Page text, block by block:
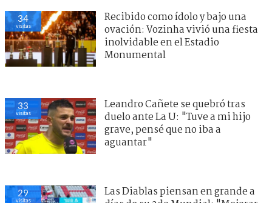
34
visitas
Recibido como ídolo y bajo una
ovación: Vozinha vivió una fiesta
inolvidable en el Estadio
Monumental
33
visitas
Leandro Cañete se quebró tras
duelo ante La U: "Tuve a mi hijo
grave, pensé que no iba a
aguantar"
29
visitas
Las Diablas piensan en grande a